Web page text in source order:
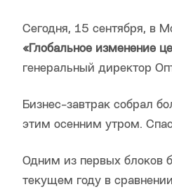
Сегодня, 15 сентября, в
«Глобальное изменение
генеральный директор
Бизнес-завтрак собрал
этим осенним утром.
Одним из первых блоков
текущем году в